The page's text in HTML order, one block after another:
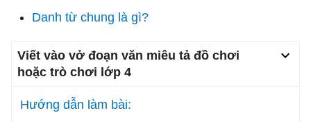
Danh từ chung là gì?
Viết vào vở đoạn văn miêu tả đồ chơi
hoặc trò chơi lớp 4
Hướng dẫn làm bài: